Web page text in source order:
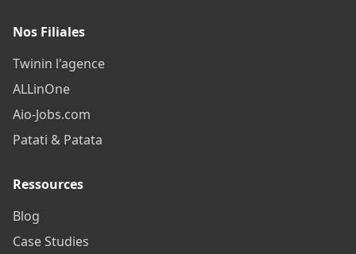
Nos Filiales
Twinin l'agence
ALLinOne
Aio-Jobs.com
Patati & Patata
Ressources
Blog
Case Studies